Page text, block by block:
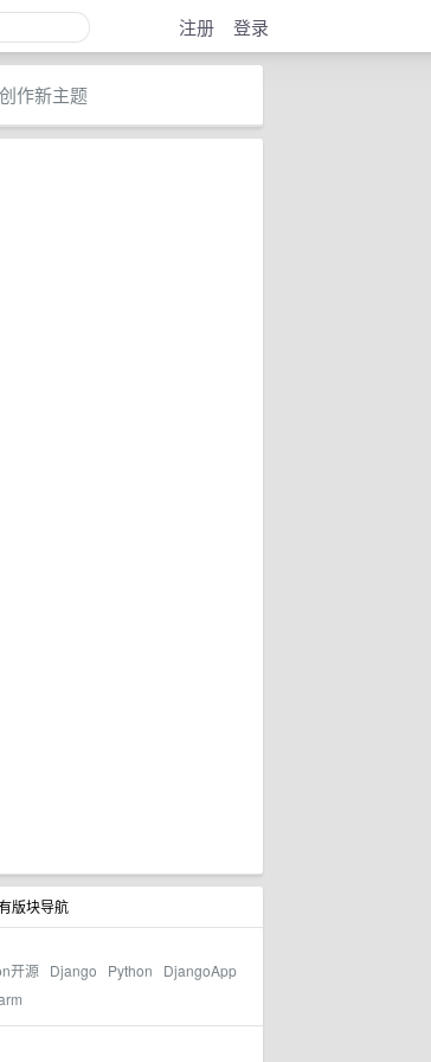
注册 登录
创作新主题
版块导航
开源 Django Python
DjangoApp